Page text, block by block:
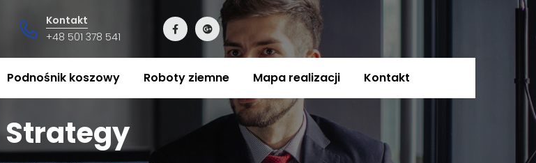
Kontakt
+48 501 378 541
Podnośnik koszowy Roboty ziemne Mapa realizacji Kontakt
Strategy